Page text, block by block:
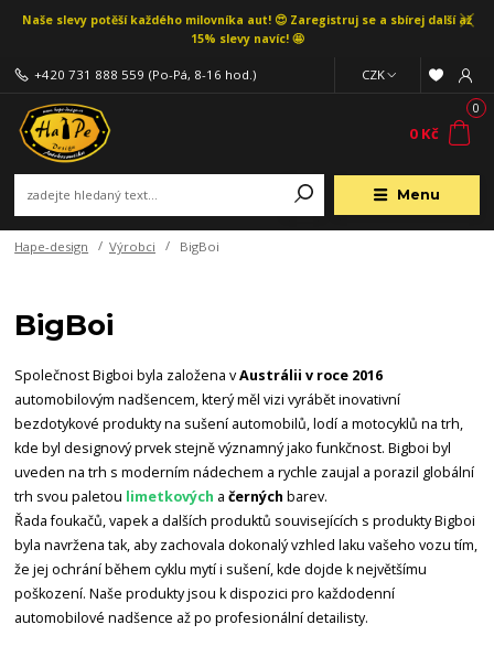
Naše slevy potěší každého milovníka aut! 😍 Zaregistruj se a sbírej další až
15% slevy navíc! 🤩
Menu
CZK
+420 731 888 559 (Po-Pá, 8-16 hod.)
0
0 Kč
Hape-design Výrobci BigBoi
BigBoi
Společnost Bigboi byla založena vAustrálii v roce 2016
automobilovým nadšencem, který měl vizi vyrábět inovativní
bezdotykové produkty na sušení automobilů, lodí a motocyklů na trh,
kde byl designový prvek stejně významný jako funkčnost. Bigboi byl
uveden na trh s moderním nádechem a rychle zaujal a porazil globální
trh svou paletou limetkových ačerných barev.
Řada foukačů, vapek a dalších produktů souvisejících s produkty Bigboi
byla navržena tak, aby zachovala dokonalý vzhled laku vašeho vozu tím,
že jej ochrání během cyklu mytí i sušení, kde dojde k největšímu
poškození. Naše produkty jsou k dispozici pro každodenní
automobilové nadšence až po profesionální detailisty.